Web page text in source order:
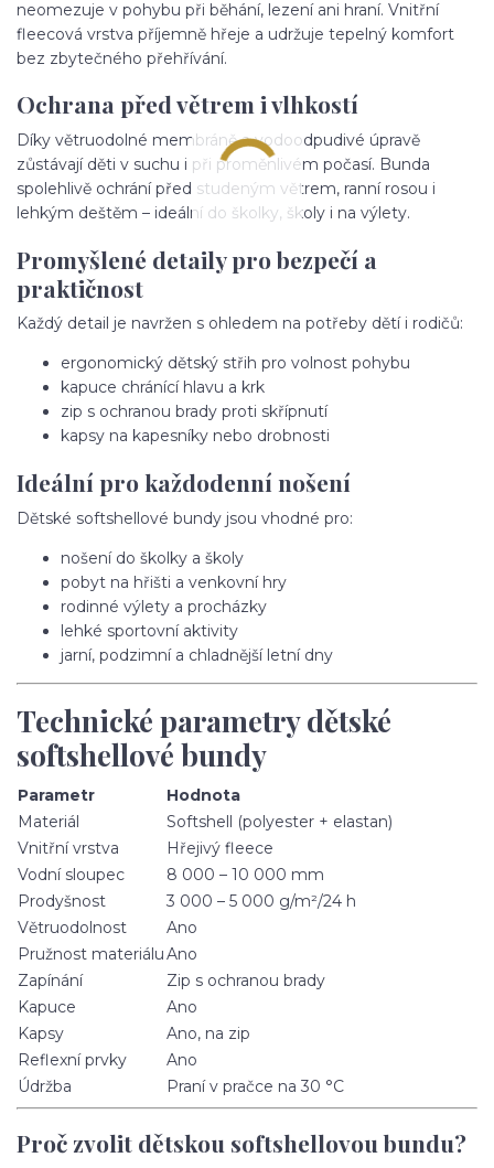
neomezuje v pohybu při běhání, lezení ani hraní. Vnitřní
fleecová vrstva příjemně hřeje a udržuje tepelný komfort
bez zbytečného přehřívání.
Ochrana před větrem i vlhkostí
Díky větruodolné membráně a vodoodpudivé úpravě
zůstávají děti v suchu i při proměnlivém počasí. Bunda
spolehlivě ochrání před studeným větrem, ranní rosou i
lehkým deštěm – ideální do školky, školy i na výlety.
Promyšlené detaily pro bezpečí a
praktičnost
Každý detail je navržen s ohledem na potřeby dětí i rodičů:
ergonomický dětský střih pro volnost pohybu
kapuce chránící hlavu a krk
zip s ochranou brady proti skřípnutí
kapsy na kapesníky nebo drobnosti
Ideální pro každodenní nošení
Dětské softshellové bundy jsou vhodné pro:
nošení do školky a školy
pobyt na hřišti a venkovní hry
rodinné výlety a procházky
lehké sportovní aktivity
jarní, podzimní a chladnější letní dny
Technické parametry dětské
softshellové bundy
Parametr
Hodnota
Materiál
Softshell (polyester + elastan)
Vnitřní vrstva
Hřejivý fleece
Vodní sloupec
8 000 – 10 000 mm
Prodyšnost
3 000 – 5 000 g/m²/24 h
Větruodolnost
Ano
Pružnost materiáluAno
Zapínání
Zip s ochranou brady
Kapuce
Ano
Kapsy
Ano, na zip
Reflexní prvky
Ano
Údržba
Praní v pračce na 30 °C
Proč zvolit dětskou softshellovou bundu?